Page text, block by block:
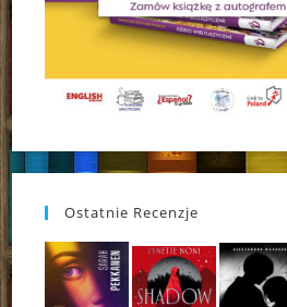
Ostatnie Recenzje